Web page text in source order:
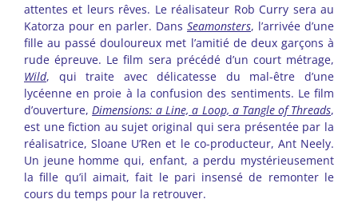
attentes et leurs rêves. Le réalisateur Rob Curry sera au
Katorza pour en parler. Dans Seamonsters, l’arrivée d’une
fille au passé douloureux met l’amitié de deux garçons à
rude épreuve. Le film sera précédé d’un court métrage,
Wild, qui traite avec délicatesse du mal-être d’une
lycéenne en proie à la confusion des sentiments. Le film
d’ouverture,Dimensions: a Line, a Loop, a Tangle of Threads,
est une fiction au sujet original qui sera présentée par la
réalisatrice, Sloane U’Ren et le co-producteur, Ant Neely.
Un jeune homme qui, enfant, a perdu mystérieusement
la fille qu’il aimait, fait le pari insensé de remonter le
cours du temps pour la retrouver.